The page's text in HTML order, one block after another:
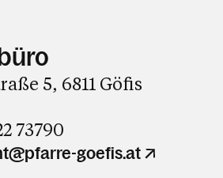
5, 6811 Göfis
73790
goefis.at